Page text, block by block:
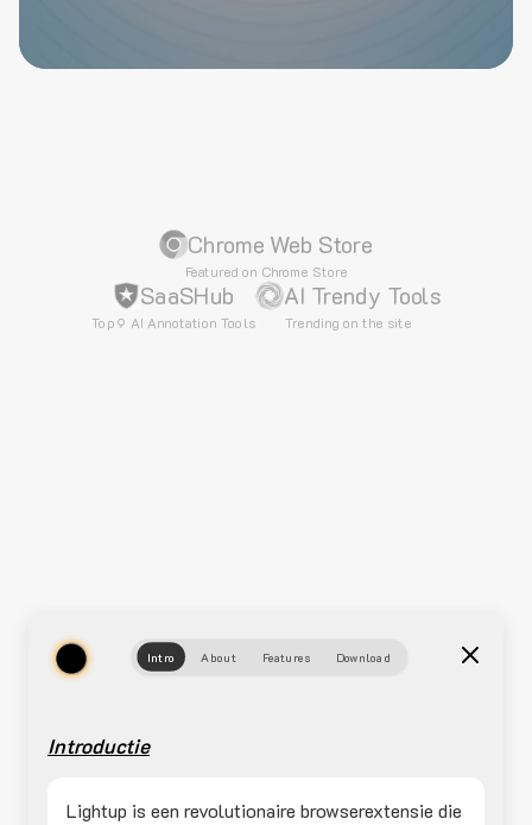
Chrome Web Store
Featured on Chrome Store
SaaSHub
Top 9 AI Annotation Tools
AI Trendy Tools
Trending on the site
Intro About Features Download
Introductie
Lightup is een revolutionaire browserextensie die